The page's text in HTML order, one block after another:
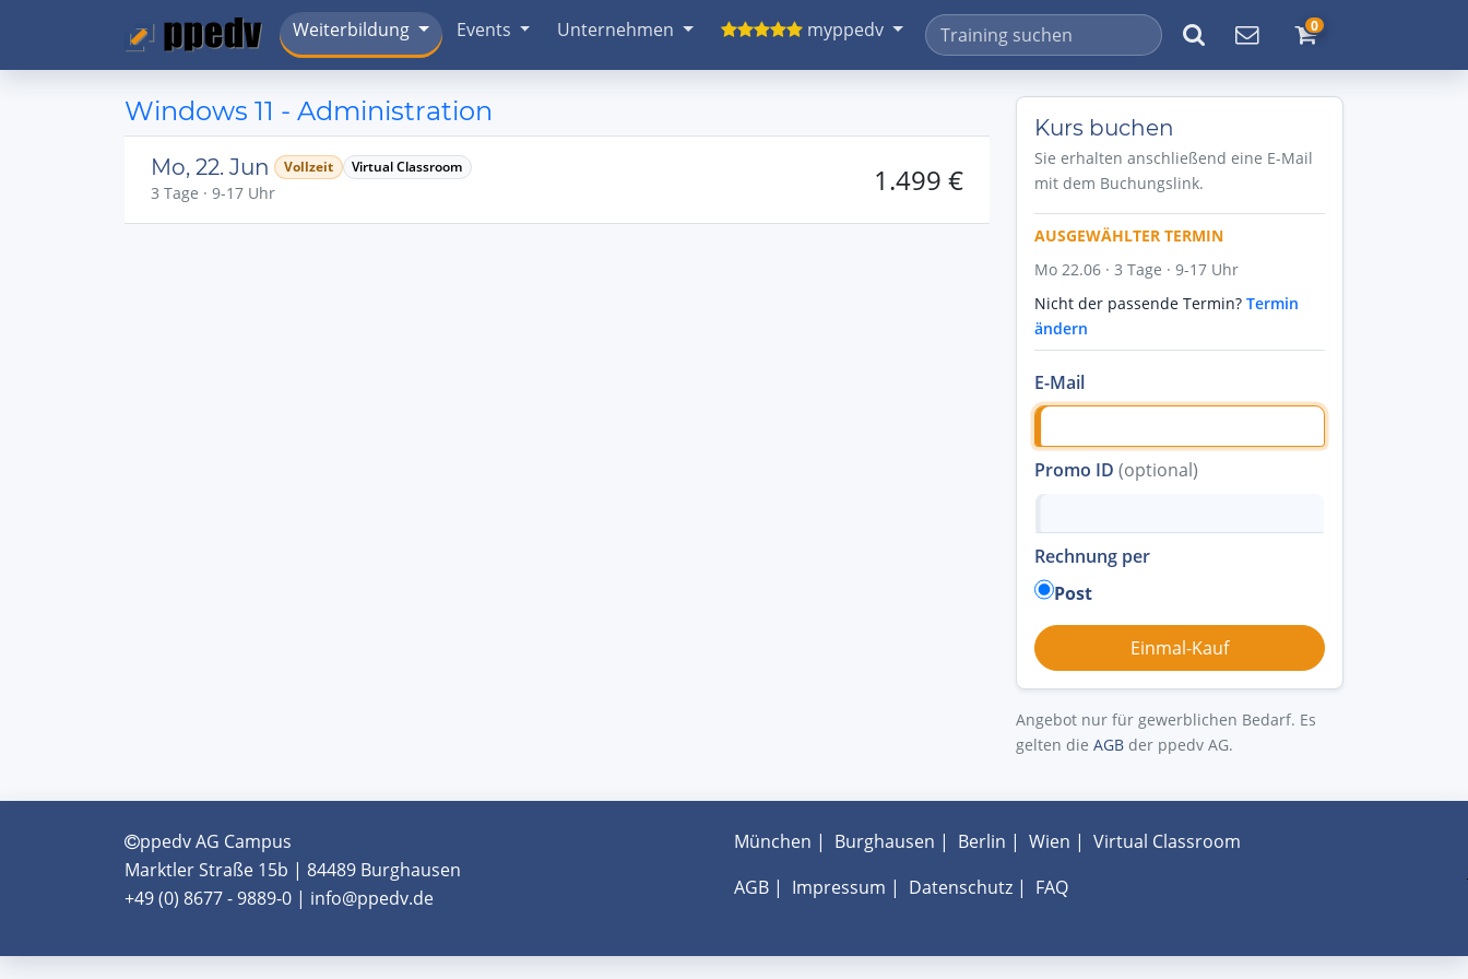
Weiterbildung Events Unternehmen myppedv 0
Windows 11 - Administration
Mo, 22. Jun Vollzeit Virtual Classroom
3 Tage · 9-17 Uhr 1.499 €
Kurs buchen
Sie erhalten anschließend eine E-Mail
mit dem Buchungslink.
AUSGEWÄHLTER TERMIN
Mo 22.06 · 3 Tage · 9-17 Uhr
Nicht der passende Termin? Termin
ändern
E-Mail
Promo ID (optional)
Rechnung per
Post
Angebot nur für gewerblichen Bedarf. Es
gelten die AGB der ppedv AG.
ppedv AG Campus
Marktler Straße 15b | 84489 Burghausen
+49 (0) 8677 - 9889-0 | info@ppedv.de
München | Burghausen | Berlin | Wien | Virtual Classroom
AGB| Impressum | Datenschutz| FAQ